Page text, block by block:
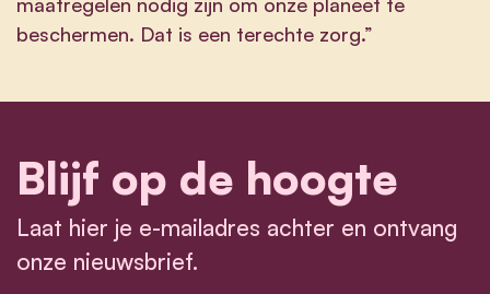
beschermen. Dat is een terechte zorg.”
Blijf op de hoogte
Laat hier je e-mailadres achter en ontvang
onze nieuwsbrief.